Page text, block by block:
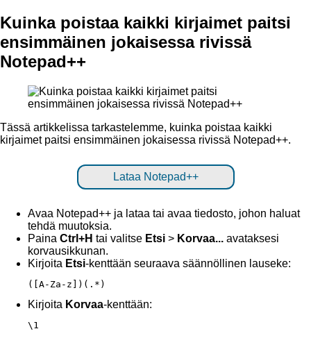
Kuinka poistaa kaikki kirjaimet paitsi
ensimmäinen jokaisessa rivissä
Notepad++
Tässä artikkelissa tarkastelemme, kuinka poistaa kaikki
kirjaimet paitsi ensimmäinen jokaisessa rivissä Notepad++.
Lataa Notepad++
Avaa Notepad++ ja lataa tai avaa tiedosto, johon haluat
tehdä muutoksia.
Paina Ctrl+H tai valitse Etsi > Korvaa... avataksesi
korvausikkunan.
Kirjoita Etsi-kenttään seuraava säännöllinen lauseke:
([A-Za-z])(.*)
Kirjoita Korvaa-kenttään:
\1